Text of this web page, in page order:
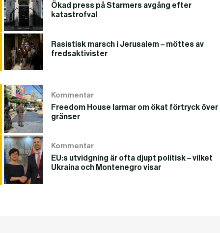
Ökad press på Starmers avgång efter
katastrofval
Rasistisk marsch i Jerusalem – möttes av
fredsaktivister
Kommentar
Freedom House larmar om ökat förtryck över
gränser
Kommentar
EU:s utvidgning är ofta djupt politisk – vilket
Ukraina och Montenegro visar